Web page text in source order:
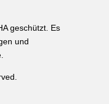
geschützt. Es
und